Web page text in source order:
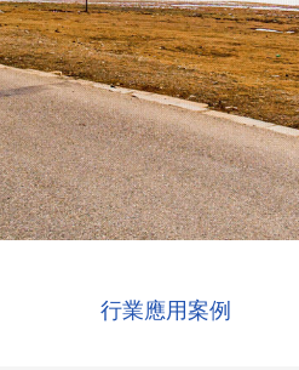
行業應用案例